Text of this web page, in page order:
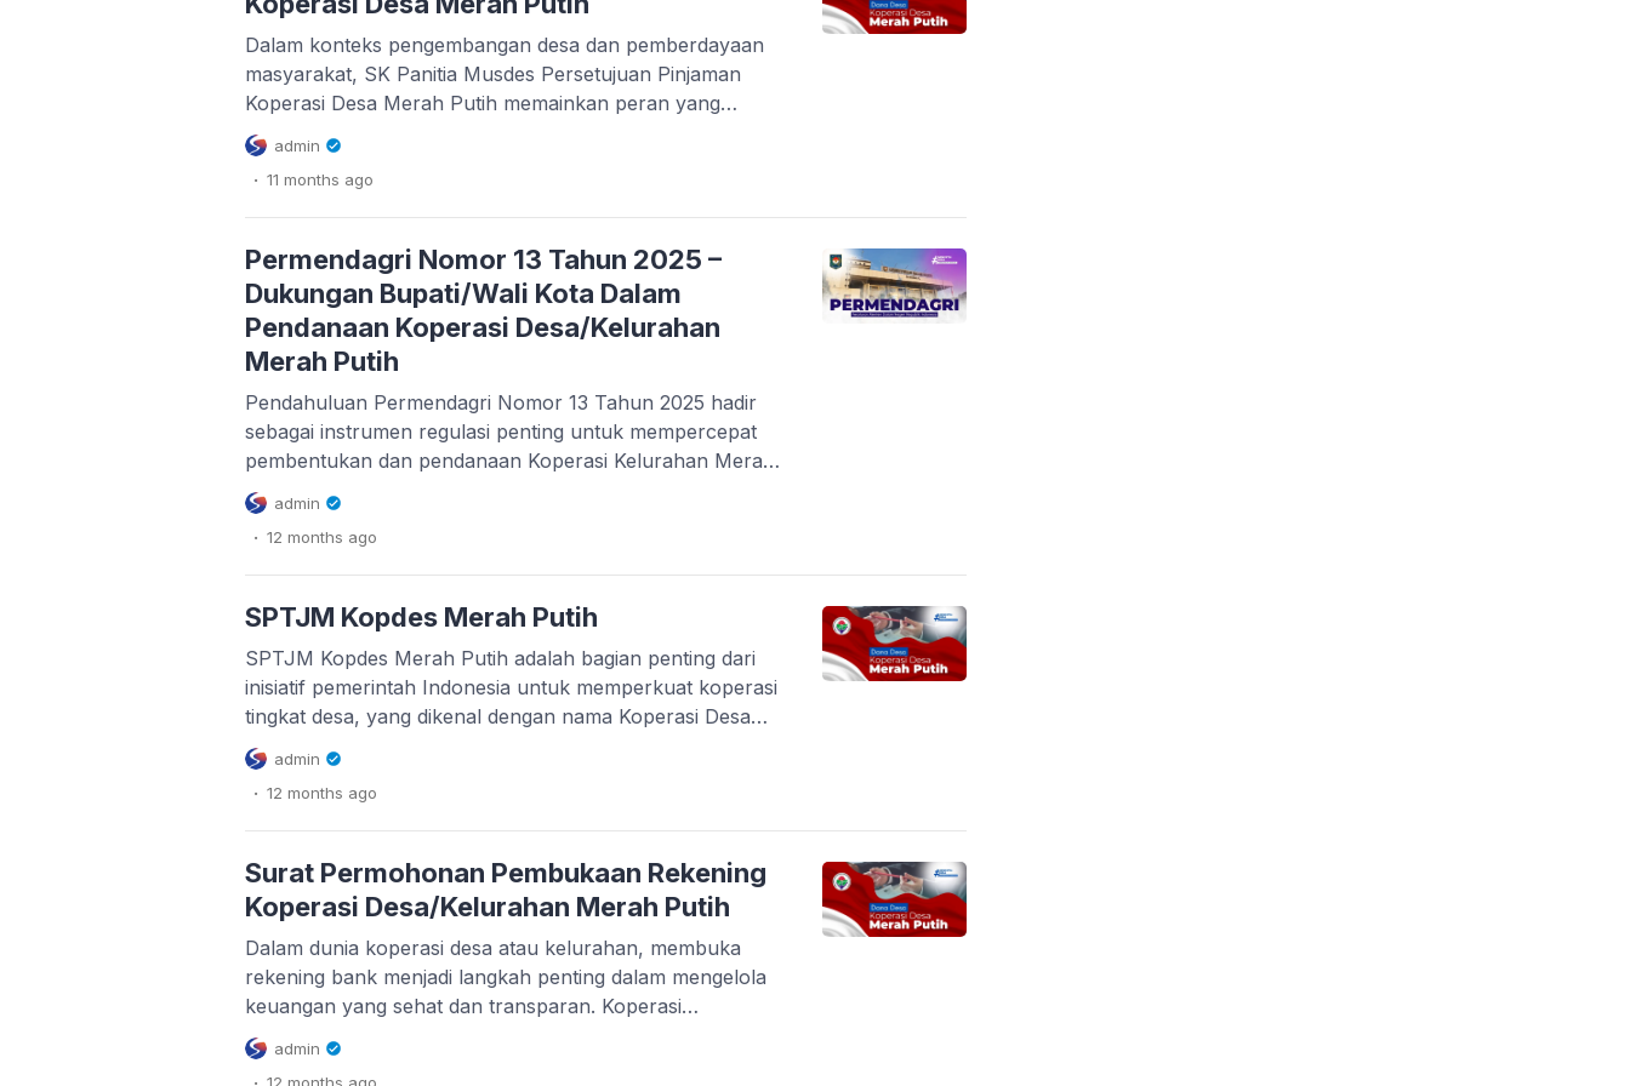
kepemilikan, […]
Dalam konteks pengembangan desa dan pemberdayaan
masyarakat, SK Panitia Musdes Persetujuan Pinjaman
Koperasi Desa Merah Putih memainkan peran yang
sangat penting dalam pelaksanaan musyawarah desa.
Dokumen ini tidak hanya menjadi acuan bagi panitia tetapi
juga mencerminkan proses demokrasi dalam pengambilan
keputusan yang mempengaruhi kehidupan masyarakat
desa. Mari kita bahas lebih mendalam mengenai aspek-
aspek penting dari […]
admin
. 11 months ago
Permendagri Nomor 13 Tahun 2025 –
Dukungan Bupati/Wali Kota Dalam
Pendanaan Koperasi Desa/Kelurahan
Merah Putih
Pendahuluan Permendagri Nomor 13 Tahun 2025 hadir
sebagai instrumen regulasi penting untuk mempercepat
pembentukan dan pendanaan Koperasi Kelurahan Merah
Putih di seluruh kabupaten/kota. Dokumen ini
menetapkan peran Bupati/Wali Kota dalam memberikan
persetujuan pendanaan berupa pinjaman yang disediakan
oleh bank pemerintah, serta mekanisme dukungan
pengembalian pinjaman melalui penggunaan alokasi
DAU/DBH. Di tengah upaya penguatan koperasi lokal […]
admin
. 12 months ago
SPTJM Kopdes Merah Putih
SPTJM Kopdes Merah Putih adalah bagian penting dari
inisiatif pemerintah Indonesia untuk memperkuat koperasi
tingkat desa, yang dikenal dengan nama Koperasi Desa
Merah Putih. Peraturan ini diatur dalam Peraturan Menteri
Keuangan Nomor 49 Tahun 2025 yang mengatur tata
cara pinjaman untuk koperasi desa. Tujuan utama dari
peraturan ini adalah untuk memfasilitasi pertumbuhan
pertanian berkelanjutan dan […]
admin
. 12 months ago
Surat Permohonan Pembukaan Rekening
Koperasi Desa/Kelurahan Merah Putih
Dalam dunia koperasi desa atau kelurahan, membuka
rekening bank menjadi langkah penting dalam mengelola
keuangan yang sehat dan transparan. Koperasi
Desa/Kelurahan Merah Putih, yang menjadi salah satu
contoh koperasi yang berkembang di masyarakat,
admin
. 12 months ago